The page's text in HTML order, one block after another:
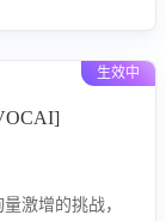
生效中
激增的挑战，